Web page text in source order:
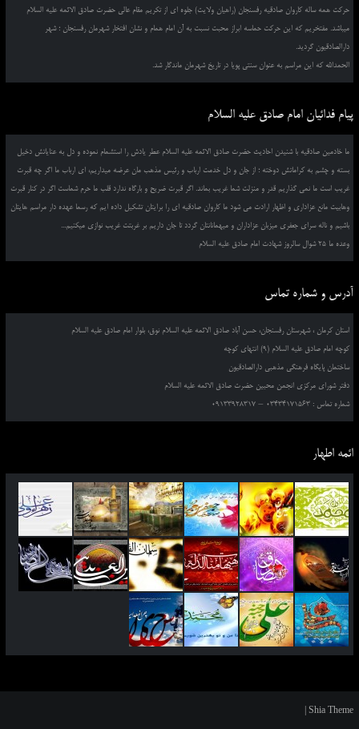
حرکت همه ساله کاروان صادقیه رفسنجان (راهیان ولایت) جلوه ای از تکریم مقام عالی حضرت صادق الائمه علیه السلام
میباشد. مفتخریم که این حرکت حماسه ابراز محبت نسبت به آن امام همام و نشان افتخار شهرمان رفسنجان ؛ شهر
دارالصادقیون گردید.
الحمدالله که این مراسم به عنوان سنتی پویا در تاریخ شهرمان ماندگار شد.
پیام فدائیان امام صادق علیه السلام
ما خادمین صادقیه با شنیدن احادیث حضرت صادق الائمه علیه السلام عطر یادش را استشمام نموده و دل به عنایاتش دخیل
بسته و چشم به کراماتش دوخته ؛ از جان و دل خدمت ارباب و رئیس مذهب مان عرضه میداریم، ای ارباب ما اگر چه قبرت
غریب است ما نمی گذاریم قدر و منزلت شما غریب بماند. اگر قبرت ضریح و بارگاه ندارد قلب ما حرم شماست اگر در کنار قبرت
وهابیت مانع عزاداری و اظهار ارادت می شود ما کاروان صادقیه ای را برایتان تشکیل داده ایم که رسما عهده دار مراسم هایتان
باشیم و ناله سرای جعفری میزبان عزاداران و میهمانانتان گردد تا جان داریم بر غربتت غریب نوازی میکنیم...
وعده ما 25 شوال سالروز شهادت امام صادق علیه السلام
آدرس و شماره تماس
استان کرمان ، شهرستان رفسنجان، حسن آباد صادق الائمه علیه السلام نوق، بلوار امام صادق علیه السلام
کوچه امام صادق علیه السلام (9) انتهای کوچه
ساختمان پایگاه فرهنگی مذهبی دارالصادقیون
دفتر شورای مرکزی انجمن محبین حضرت صادق الائمه علیه السلام
شماره تماس : 03434171563 – 09133928317
ائمه اطهار
Shia Theme
|